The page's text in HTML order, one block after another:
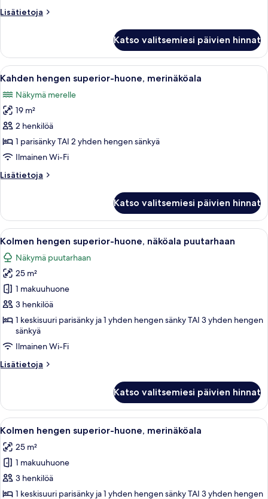
kuvat
Lisätietoja
Lisätietoja
superior-
huone,
näköala
Katso valitsemiesi päivien hinnat
Avaa
kaikki
huonetyypin
Kahden
hengen
superior-
huone,
kuvat
Hotellihuone, jossa on suuri sänky,
5
Kahden hengen superior-huone, merinäköala
Näkymä merelle
19 m²
2 henkilöä
1 parisänky TAI 2 yhden hengen sänkyä
Ilmainen Wi-Fi
Lisätietoja
Lisätietoja
superior-
huone,
merinäköala
Katso valitsemiesi päivien hinnat
Avaa
kaikki
huonetyypin
Kolmen
hengen
superior-
huone,
näköala
puutarhaan
kuvat
Hotellihuone, jossa on sänky,
6
Kolmen hengen superior-huone, näköala puutarhaan
Näkymä puutarhaan
25 m²
1 makuuhuone
3 henkilöä
1 keskisuuri parisänky ja 1 yhden hengen sänky TAI 3 yhden hengen
sänkyä
Ilmainen Wi-Fi
Lisätietoja
Lisätietoja
superior-
huone,
näköala
Katso valitsemiesi päivien hinnat
Avaa
kaikki
huonetyypin
Kolmen
hengen
superior-
Hotellihuone, jossa on suuri sänky,
5
Kolmen hengen superior-huone, merinäköala
25 m²
1 makuuhuone
3 henkilöä
1 keskisuuri parisänky ja 1 yhden hengen sänky TAI 3 yhden hengen